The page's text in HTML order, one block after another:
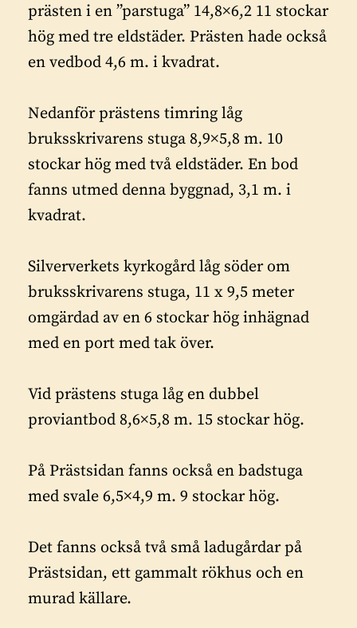
prästen i en ”parstuga” 14,8×6,2 11 stockar
hög med tre eldstäder. Prästen hade också
en vedbod 4,6 m. i kvadrat.
Nedanför prästens timring låg
bruksskrivarens stuga 8,9×5,8 m. 10
stockar hög med två eldstäder. En bod
fanns utmed denna byggnad, 3,1 m. i
kvadrat.
Silververkets kyrkogård låg söder om
bruksskrivarens stuga, 11 x 9,5 meter
omgärdad av en 6 stockar hög inhägnad
med en port med tak över.
Vid prästens stuga låg en dubbel
proviantbod 8,6×5,8 m. 15 stockar hög.
På Prästsidan fanns också en badstuga
med svale 6,5×4,9 m. 9 stockar hög.
Det fanns också två små ladugårdar på
Prästsidan, ett gammalt rökhus och en
murad källare.